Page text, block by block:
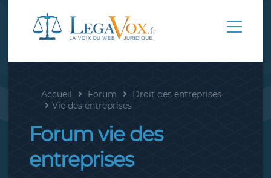
Accueil Forum
Droit des entreprises
Vie des entreprises
Forum vie des
entreprises